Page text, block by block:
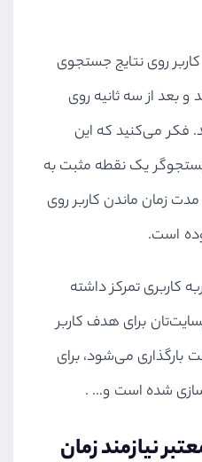
روی نتایج جستجوی
بعد از سه ثانیه روی
می‌کنید که این
یک نقطه مثبت به
زمان ماندن کاربر روی
است.
کاربری تمرکز داشته
برای هدف کاربر
می‌شود، برای
شده است و… .
نیازمند زمان